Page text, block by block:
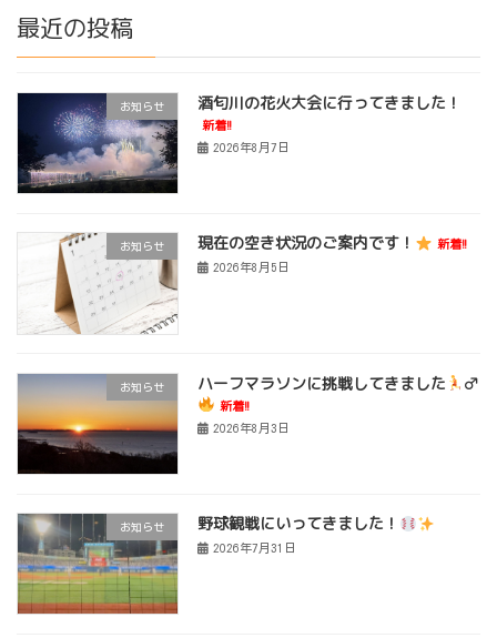
最近の投稿
お知らせ 酒匂川の花火大会に行ってきました！
新着!!
2026年8月7日
お知らせ 現在の空き状況のご案内です！ 新着!!
2026年8月5日
お知らせ ハーフマラソンに挑戦してきました ‍♂
新着!!
2026年8月3日
お知らせ 野球観戦にいってきました！
2026年7月31日